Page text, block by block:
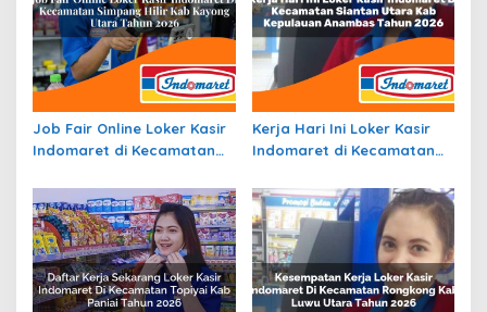
Job Fair Online Loker Kasir
Indomaret di Kecamatan
Utara Tahun 2026
Kerja Hari Ini Loker Kasir
Indomaret di Kecamatan
Kepulauan Anambas Tahun
2026